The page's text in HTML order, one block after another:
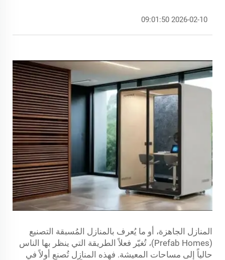
2026-02-10 09:01:50
المنازل الجاهزة، أو ما يُعرف بالمنازل المُسبقة التصنيع
(Prefab Homes)، تُغيّر فعلاً الطريقة التي ينظر بها الناس
حالياً إلى مساحات المعيشة. فهذه المنازل تُصنع أولاً في